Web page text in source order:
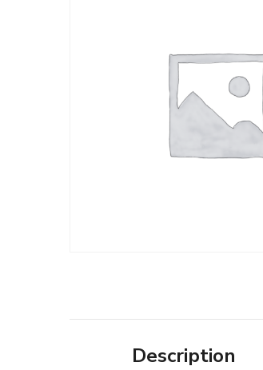
Description